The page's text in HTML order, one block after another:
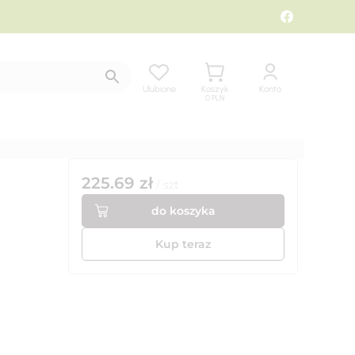
Ulubione
Koszyk
0 PLN
Konto
225.69 zł
do koszyka
Kup teraz